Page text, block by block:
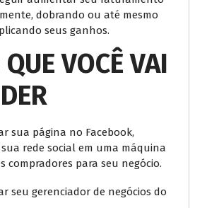
dobrando ou até mesmo
seus ganhos.
QUE VOCÊ VAI
sua página no Facebook,
rede social em uma máquina
compradores para seu negócio.
seu gerenciador de negócios do